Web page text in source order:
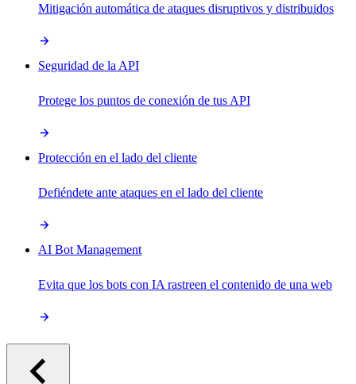
Mitigación automática de ataques disruptivos y distribuidos
Seguridad de la API
Protege los puntos de conexión de tus API
Protección en el lado del cliente
Defiéndete ante ataques en el lado del cliente
AI Bot Management
Evita que los bots con IA rastreen el contenido de una web